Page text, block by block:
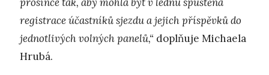
registrace účastníků sjezdu a jejich příspěvků do
jednotlivých volných panelů,“ doplňuje Michaela
Hrubá.